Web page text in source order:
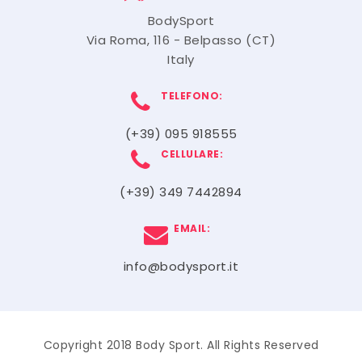
BodySport
Via Roma, 116 - Belpasso (CT)
Italy
TELEFONO:
(+39) 095 918555
CELLULARE:
(+39) 349 7442894
EMAIL:
info@bodysport.it
Copyright 2018 Body Sport. All Rights Reserved